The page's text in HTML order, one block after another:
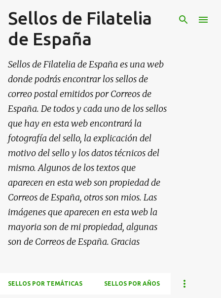
Ir al contenido principal
Sellos de Filatelia
de España
Sellos de Filatelia de España es una web
donde podrás encontrar los sellos de
correo postal emitidos por Correos de
España. De todos y cada uno de los sellos
que hay en esta web encontrará la
fotografía del sello, la explicación del
motivo del sello y los datos técnicos del
mismo. Algunos de los textos que
aparecen en esta web son propiedad de
Correos de España, otros son mios. Las
imágenes que aparecen en esta web la
mayoria son de mi propiedad, algunas
son de Correos de España. Gracias
SELLOS POR TEMÁTICAS SELLOS POR AÑOS